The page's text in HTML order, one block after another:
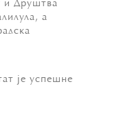
и Друштва
а
је успешне